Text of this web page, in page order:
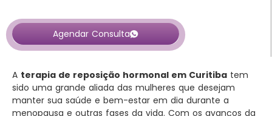
Agendar Consulta
A terapia de reposição hormonal em Curitiba tem
sido uma grande aliada das mulheres que desejam
manter sua saúde e bem-estar em dia durante a
menopausa e outras fases da vida. Com os avanços da